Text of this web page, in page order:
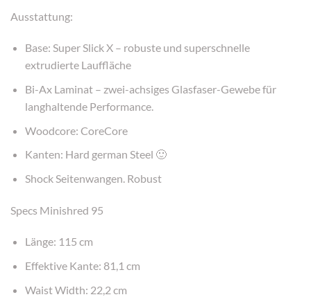
Ausstattung:
Base: Super Slick X – robuste und superschnelle
extrudierte Lauffläche
Bi-Ax Laminat – zwei-achsiges Glasfaser-Gewebe für
langhaltende Performance.
Woodcore: CoreCore
Kanten: Hard german Steel 🙂
Shock Seitenwangen. Robust
Specs Minishred 95
Länge: 115 cm
Effektive Kante: 81,1 cm
Waist Width: 22,2 cm